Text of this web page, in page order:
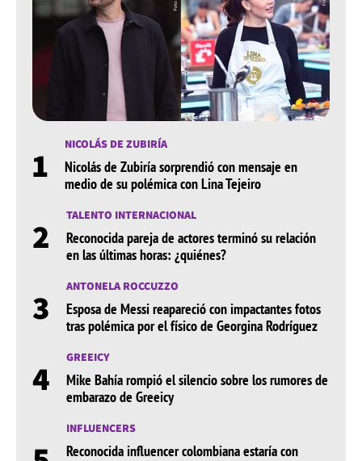
1 NICOLÁS DE ZUBIRÍA
Nicolás de Zubiría sorprendió con mensaje en
medio de su polémica con Lina Tejeiro
2 TALENTO INTERNACIONAL
Reconocida pareja de actores terminó su relación
en las últimas horas: ¿quiénes?
3 ANTONELA ROCCUZZO
Esposa de Messi reapareció con impactantes fotos
tras polémica por el físico de Georgina Rodríguez
4 GREEICY
Mike Bahía rompió el silencio sobre los rumores de
embarazo de Greeicy
INFLUENCERS
Reconocida influencer colombiana estaría con